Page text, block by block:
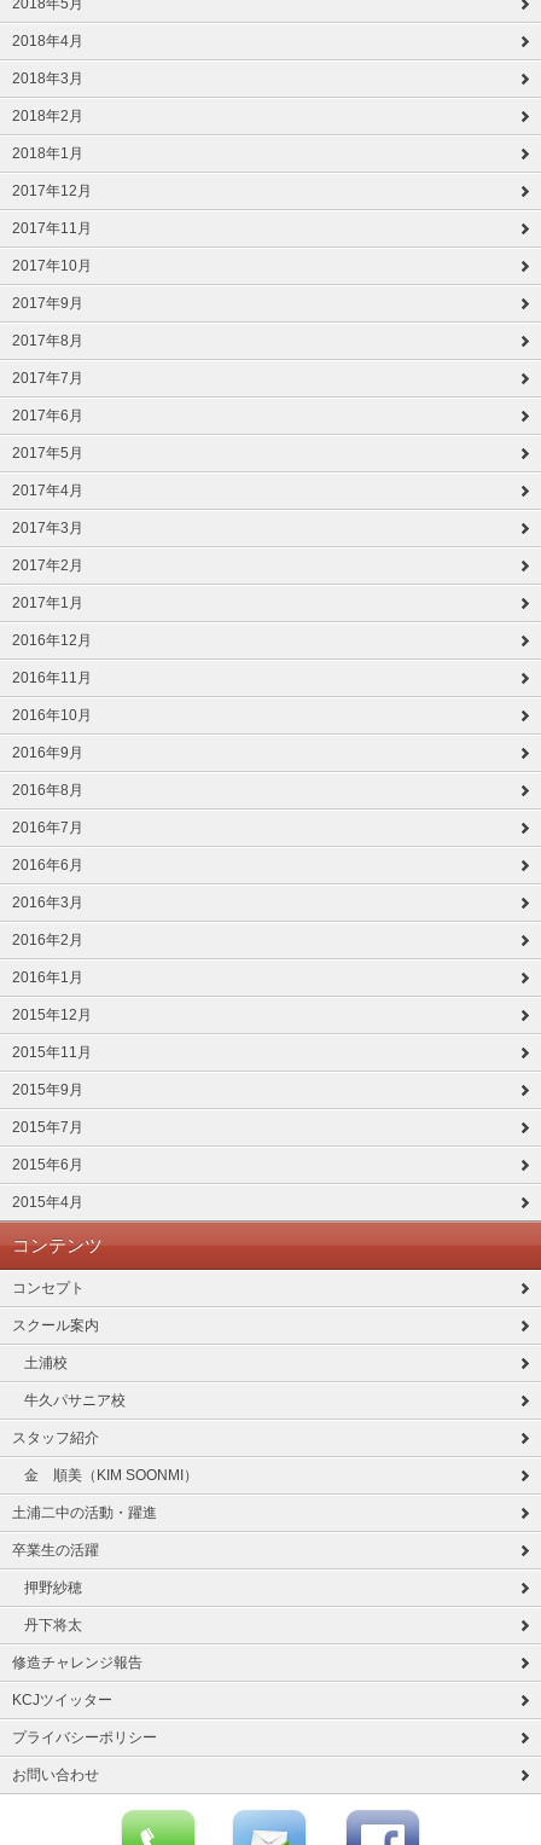
2018年5月
2018年4月
2018年3月
2018年2月
2018年1月
2017年12月
2017年11月
2017年10月
2017年9月
2017年8月
2017年7月
2017年6月
2017年5月
2017年4月
2017年3月
2017年2月
2017年1月
2016年12月
2016年11月
2016年10月
2016年9月
2016年8月
2016年7月
2016年6月
2016年3月
2016年2月
2016年1月
2015年12月
2015年11月
2015年9月
2015年7月
2015年6月
2015年4月
コンテンツ
コンセプト
スクール案内
土浦校
牛久パサニア校
スタッフ紹介
金 順美（KIM SOONMI）
土浦二中の活動・躍進
卒業生の活躍
押野紗穂
丹下将太
修造チャレンジ報告
KCJツイッター
プライバシーポリシー
お問い合わせ